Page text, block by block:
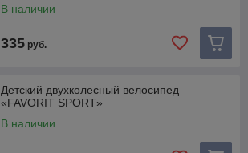
В наличии
335 руб.
Детский двухколесный велосипед
«FAVORIT SPORT»
В наличии